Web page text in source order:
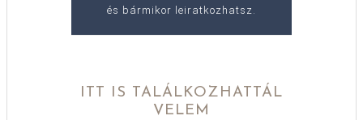
és bármikor leiratkozhatsz.
ITT IS TALÁLKOZHATTÁL
VELEM